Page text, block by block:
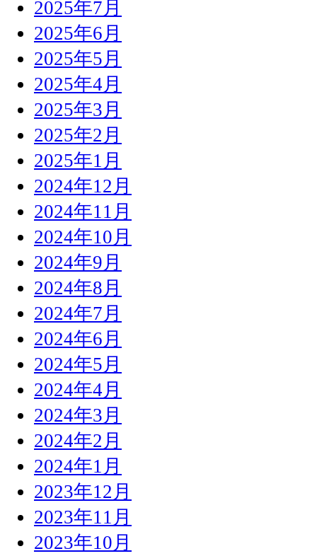
2025年7月
2025年6月
2025年5月
2025年4月
2025年3月
2025年2月
2025年1月
2024年12月
2024年11月
2024年10月
2024年9月
2024年8月
2024年7月
2024年6月
2024年5月
2024年4月
2024年3月
2024年2月
2024年1月
2023年12月
2023年11月
2023年10月